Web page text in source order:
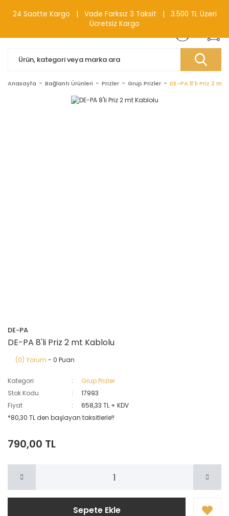
0(212) 240 87 88
Anasayfa Bağlantı Ürünleri Prizler Grup Prizler DE-PA 8'li Priz 2 mt
DE-PA
DE-PA 8'li Priz 2 mt Kablolu
(0) Yorum - 0 Puan
Kategori
Grup Prizler
Stok Kodu
17993
Fiyat
658,33 TL + KDV
*80,30 TL den başlayan taksitlerle!!
790,00 TL
Sepete Ekle
24 Saatte Kargo | Vade Farksız 3 Taksit | 3.500 TL Üzeri
Ücretsiz Kargo